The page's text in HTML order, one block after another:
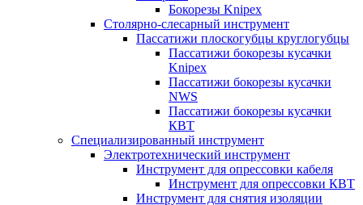
Бокорезы Knipex
Столярно-слесарный инструмент
Пассатижи плоскогубцы круглогубцы
Пассатижи бокорезы кусачки
Knipex
Пассатижи бокорезы кусачки
NWS
Пассатижи бокорезы кусачки
КВТ
Специализированный инструмент
Электротехнический инструмент
Инструмент для опрессовки кабеля
Инструмент для опрессовки КВТ
Инструмент для снятия изоляции